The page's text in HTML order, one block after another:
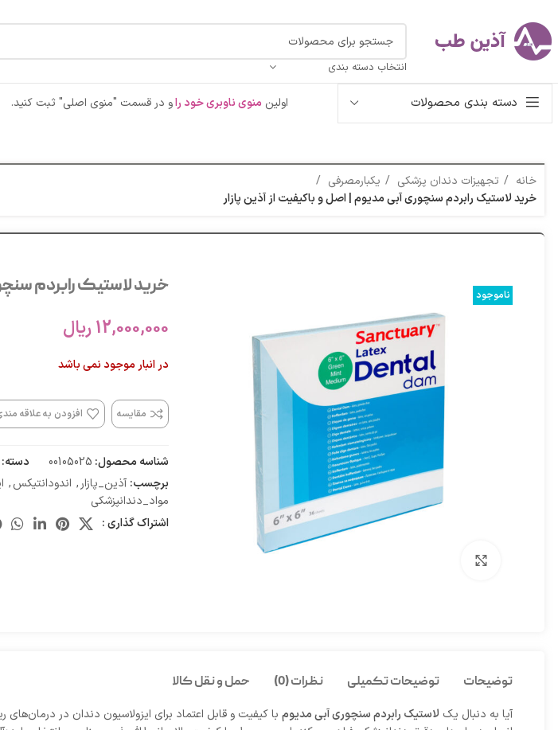
انتخاب دسته بندی
دسته بندی محصولات اولین منوی ناوبری خود راو در قسمت "منوی اصلی" ثبت کنید.
خانه تجهیزات دندان پزشکی
یکبارمصرفی
خرید لاستیک رابردم سنچوری آبی مدیوم | اصل و باکیفیت از آذین پازار
ناموجود خرید لاستیک رابردم
12,000,000ریال
در انبار موجود نمی باشد
مقایسه افزودن به علاقه
شناسه محصول: 00105025 دسته:
برچسب: آذین_پازار , اندودانتیکس,
مواد_دندانپزشکی
اشتراک گذاری :
توضیحات توضیحات تکمیلی نظرات (0) حمل و نقل کالا
آیا به دنبال یک لاستیک رابردم سنچوری آبی مدیوم با کیفیت و قابل اعتماد برای ایزولاسیون دندان در